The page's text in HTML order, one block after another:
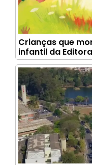
Crianças que
infantil da